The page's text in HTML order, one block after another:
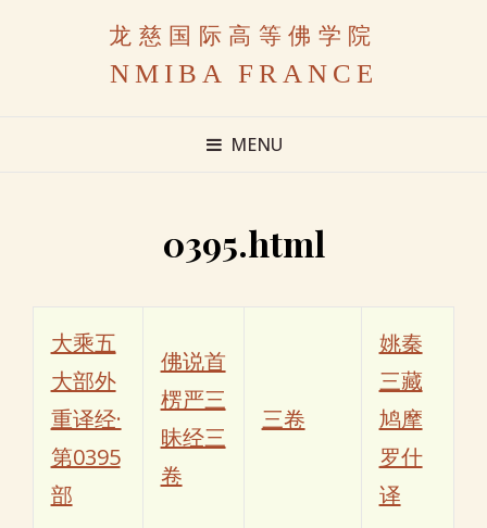
龙慈国际高等佛学院
NMIBA FRANCE
MENU
0395.html
大乘五
大部外
重译经·
第0395
部
佛说首
楞严三
昧经三
卷
三卷
姚秦
三藏
鸠摩
罗什
译